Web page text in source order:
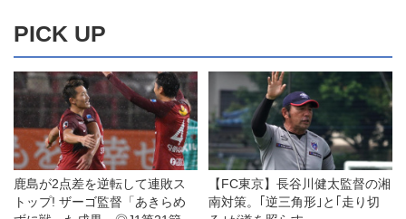
PICK UP
鹿島が2点差を逆転して連敗ス
トップ! ザーゴ監督「あきらめ
【FC東京】長谷川健太監督の湘
南対策。｢逆三角形｣と｢走り切